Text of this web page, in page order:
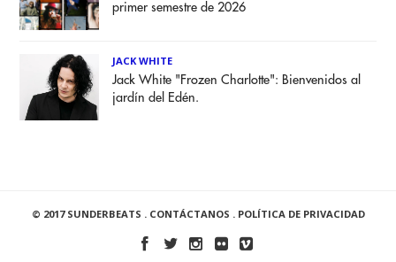
primer semestre de 2026
JACK WHITE
Jack White "Frozen Charlotte": Bienvenidos al
jardín del Edén.
© 2017 SUNDERBEATS . CONTÁCTANOS . POLÍTICA DE PRIVACIDAD